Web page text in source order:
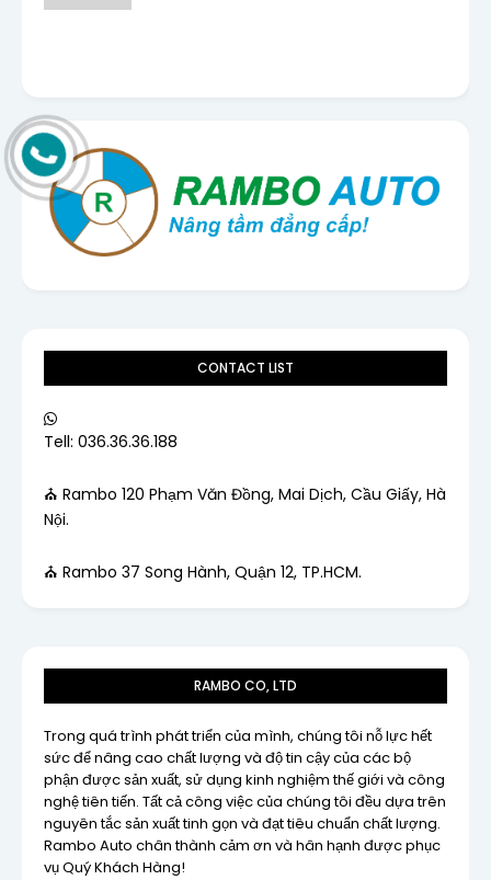
CONTACT LIST
Tell: 036.36.36.188
⛪ Rambo 120 Phạm Văn Đồng, Mai Dịch, Cầu Giấy, Hà
Nội.
⛪ Rambo 37 Song Hành, Quận 12, TP.HCM.
RAMBO CO, LTD
Trong quá trình phát triển của mình, chúng tôi nỗ lực hết
sức để nâng cao chất lượng và độ tin cậy của các bộ
phận được sản xuất, sử dụng kinh nghiệm thế giới và công
nghệ tiên tiến. Tất cả công việc của chúng tôi đều dựa trên
nguyên tắc sản xuất tinh gọn và đạt tiêu chuẩn chất lượng.
Rambo Auto chân thành cảm ơn và hân hạnh được phục
vụ Quý Khách Hàng!